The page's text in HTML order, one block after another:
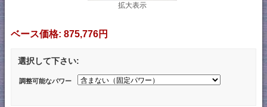
拡大表示
ベース価格: 875,776円
選択して下さい:
調整可能なパワー